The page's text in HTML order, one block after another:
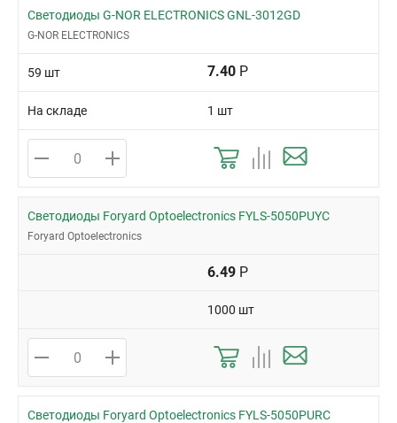
Светодиоды G-NOR ELECTRONICS GNL-3012GD
G-NOR ELECTRONICS
59 шт 7.40 Р
На складе 1 шт
Светодиоды Foryard Optoelectronics FYLS-5050PUYC
Foryard Optoelectronics
6.49 Р
1000 шт
Светодиоды Foryard Optoelectronics FYLS-5050PURC